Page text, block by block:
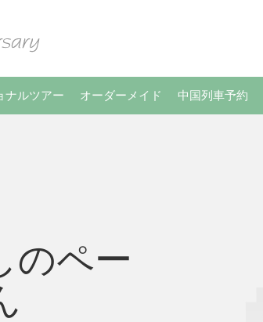
ナルツアー オーダーメイド 中国列車予約
のペー